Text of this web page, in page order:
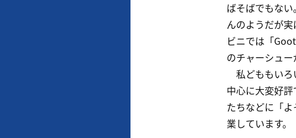
ばそばでもな
んのようだが
ビニでは「
のチャーシュー
私どももいろ
中心に大変好
たちなどに「
業しています。